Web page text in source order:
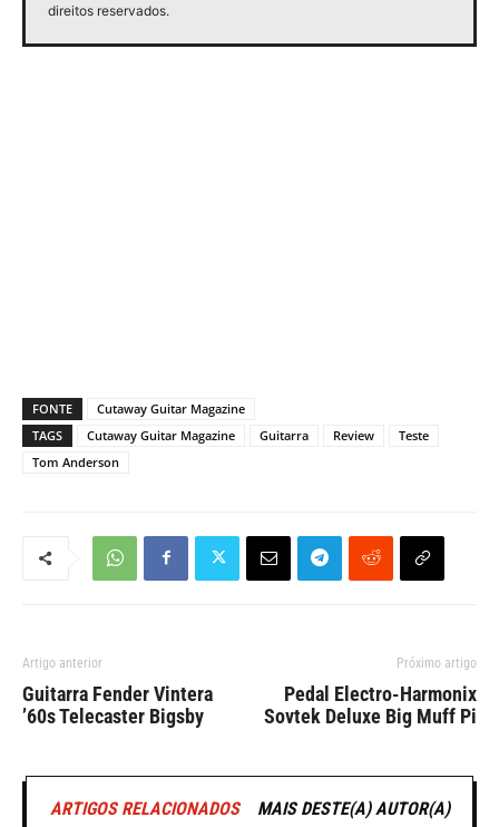
direitos reservados.
FONTE
Cutaway Guitar Magazine
TAGS
Cutaway Guitar Magazine Guitarra Review
Teste
Tom Anderson
Artigo anterior
Guitarra Fender Vintera
’60s Telecaster Bigsby
Próximo artigo
Pedal Electro-Harmonix
Sovtek Deluxe Big Muff Pi
ARTIGOS RELACIONADOS MAIS DESTE(A) AUTOR(A)